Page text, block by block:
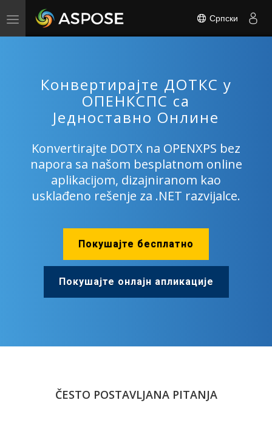
Toggle
Српски
Конвертирајте ДОТКС у
ОПЕНКСПС са
Једноставно Онлине
Konvertirajte DOTX na OPENXPS bez
napora sa našom besplatnom online
aplikacijom, dizajniranom kao
usklađeno rešenje za .NET razvijalce.
Покушајте бесплатно
Покушајте онлајн апликације
ČESTO POSTAVLJANA PITANJA